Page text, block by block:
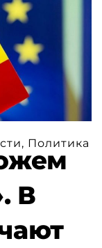
, Политика
В